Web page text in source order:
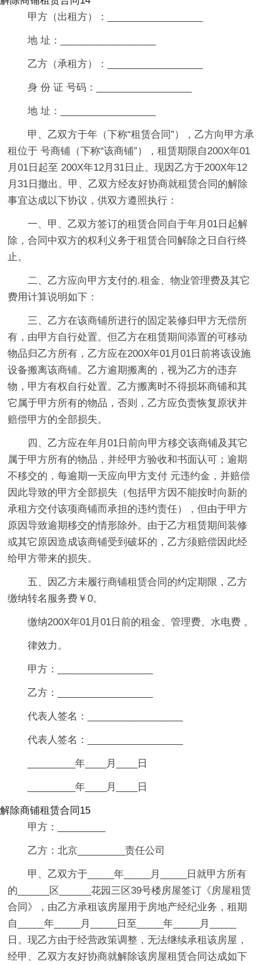
甲方（出租方）：__________________
地 址：__________________
乙方（承租方）：__________________
身 份 证 号码：__________________
地 址：__________________
甲、乙双方于年（下称“租赁合同”），乙方向甲方承
租位于 号商铺（下称“该商铺”），租赁期限自200X年01
月01日起至 200X年12月31日止。现因乙方于200X年12
月31日撤出。甲、乙双方经友好协商就租赁合同的解除
事宜达成以下协议，供双方遵照执行：
一、甲、乙双方签订的租赁合同自于年月01日起解
除，合同中双方的权利义务于租赁合同解除之日自行终
止。
二、乙方应向甲方支付的.租金、物业管理费及其它
费用计算说明如下：
三、乙方在该商铺所进行的固定装修归甲方无偿所
有，由甲方自行处置。但乙方在租赁期间添置的可移动
物品归乙方所有，乙方应在200X年01月01日前将该设施
设备搬离该商铺。乙方逾期搬离的，视为乙方的违弃
物，甲方有权自行处置。乙方搬离时不得损坏商铺和其
它属于甲方所有的物品，否则，乙方应负责恢复原状并
赔偿甲方的全部损失。
四、乙方应在年月01日前向甲方移交该商铺及其它
属于甲方所有的物品，并经甲方验收和书面认可；逾期
不移交的，每逾期一天应向甲方支付 元违约金，并赔偿
因此导致的甲方全部损失（包括甲方因不能按时向新的
承租方交付该项商铺而承担的违约责任），但由于甲方
原因导致逾期移交的情形除外。由于乙方租赁期间装修
或其它原因造成该商铺受到破坏的，乙方须赔偿因此经
给甲方带来的损失。
五、因乙方未履行商铺租赁合同的约定期限，乙方
缴纳转名服务费￥0。
缴纳200X年01月01日前的租金、管理费、水电费 。
律效力。
甲方：__________________
乙方：__________________
代表人签名：__________________
代表人签名：__________________
_________年____月____日
_________年____月____日
解除商铺租赁合同15
甲方：_________
乙方：北京_________责任公司
甲、乙双方于_____年_____月_____日就甲方所有
的______区______花园三区39号楼房屋签订《房屋租赁
合同》，由乙方承租该房屋用于房地产经纪业务，租期
自_____年_____月_____日至_____年_____月_____
日。现乙方由于经营政策调整，无法继续承租该房屋，
经甲、乙双方友好协商就解除该房屋租赁合同达成如下